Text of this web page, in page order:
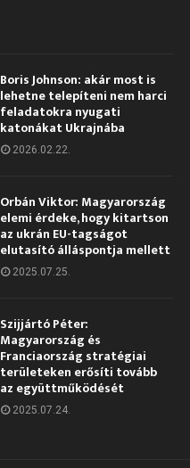
Boris Johnson: akár most is
lehetne telepíteni nem harci
feladatokra nyugati
katonákat Ukrajnába
2026.02.22.
Orbán Viktor: Magyarország
elemi érdeke, hogy kitartson
az ukrán EU-tagságot
elutasító álláspontja mellett
2025.07.25.
Szijjártó Péter:
Magyarország és
Franciaország stratégiai
területeken erősíti tovább
az együttműködését
2025.07.24.